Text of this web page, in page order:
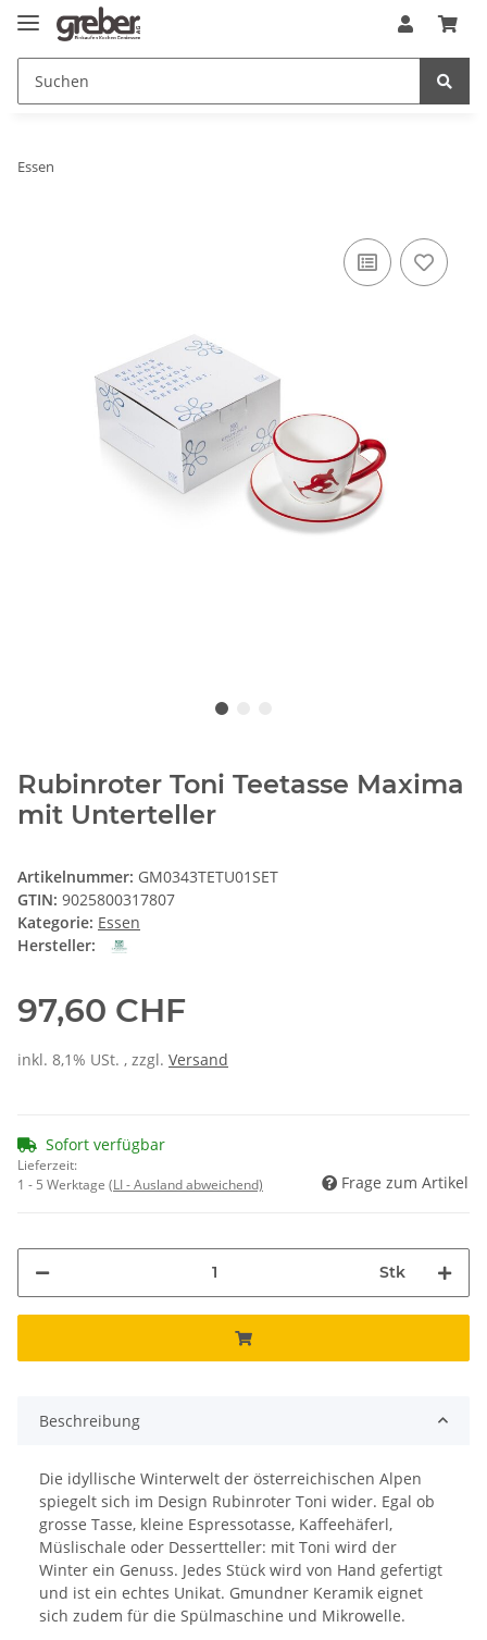
Essen
Rubinroter Toni Teetasse Maxima
mit Unterteller
Artikelnummer: GM0343TETU01SET
GTIN: 9025800317807
Kategorie: Essen
Hersteller:
97,60 CHF
inkl. 8,1% USt. , zzgl. Versand
Sofort verfügbar
Lieferzeit:
1 - 5 Werktage (LI - Ausland abweichend) Frage zum Artikel
Stk
Beschreibung
Die idyllische Winterwelt der österreichischen Alpen
spiegelt sich im Design Rubinroter Toni wider. Egal ob
grosse Tasse, kleine Espressotasse, Kaffeehäferl,
Müslischale oder Dessertteller: mit Toni wird der
Winter ein Genuss. Jedes Stück wird von Hand gefertigt
und ist ein echtes Unikat. Gmundner Keramik eignet
sich zudem für die Spülmaschine und Mikrowelle.